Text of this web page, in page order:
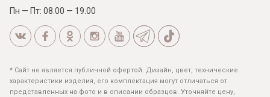
Пн — Пт: 08.00 — 19.00
* Сайт не является публичной офертой. Дизайн, цвет, технические
характеристики изделия, его комплектация могут отличаться от
представленных на фото и в описании образцов. Уточняйте цену,